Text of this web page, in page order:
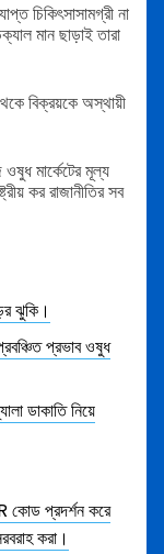
চিকিৎসাসামগ্রী না
মান ছাড়াই তারা
বিক্রয়কে অস্থায়ী
ওষুধ মার্কেটের মূল্য
কর রাজানীতির সব
ঝুকি।
প্রভাব ওষুধ
ডাকাতি নিয়ে
কোড প্রদর্শন করে
করা।